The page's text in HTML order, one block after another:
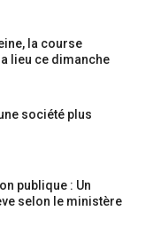
la course
lieu ce dimanche
société plus
publique : Un
selon le ministère